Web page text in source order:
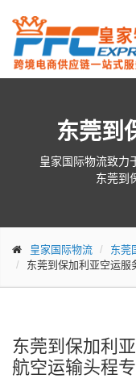
东莞到
皇家国际物流致力
东莞到
皇家国际物流
东莞
东莞到保加利亚空运服
东莞到保加利
航空运输头程